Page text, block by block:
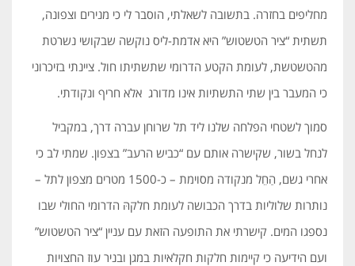
מחליפים בחזרה. בתשובה לשאלתי, הוסבר לי כי מנירים וצפונה,
תשתית “ציר הטשטוש” היא אדמת-ליס נוקשה שבקושי נשרטת
מהטשטשת, לעומת הקטע הדרומי שתשתיתו חול. ציינתי בזיכרוני
כי המעבר בין שתי התשתיות אינו מדורג אלא חריף ונקודתי.
סמוך לשטחי הפלחה שלנו ליד תל שרוחן עברה דרך, במקביל
לנחל בשור, שקישרה אותם עם “כביש הרעב” בצפון. שמתי לב כי
אחרי גשם, הַחֵל מנקודה מסוימת – כ-1500 מטרים מצפון לתל –
נותרות שלוליות בדרך הכבושה לעומת חלקהּ הדרומי החולי שבו
נספגו המים. קישרתי את התופעה הזאת עם עניין “ציר הטשטוש”
ועם הידיעה כי קיימות חלקות חקלאיות במגן ובניר עוז החצויות